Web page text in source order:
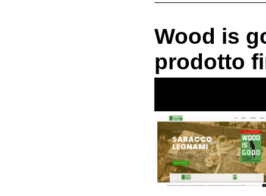
Wood is
prodotto